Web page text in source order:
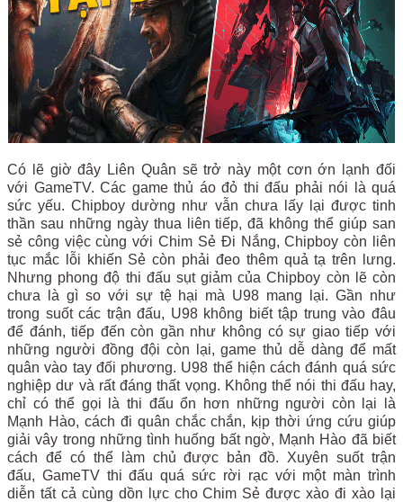
Có lẽ giờ đây Liên Quân sẽ trở này một cơn ớn lạnh đối
với GameTV. Các game thủ áo đỏ thi đấu phải nói là quá
sức yếu. Chipboy dường như vẫn chưa lấy lại được tinh
thần sau những ngày thua liên tiếp, đã không thể giúp san
sẻ công việc cùng với Chim Sẻ Đi Nắng, Chipboy còn liên
tục mắc lỗi khiến Sẻ còn phải đeo thêm quả tạ trên lưng.
Nhưng phong độ thi đấu sụt giảm của Chipboy còn lẽ còn
chưa là gì so với sự tệ hại mà U98 mang lại. Gần như
trong suốt các trận đấu, U98 không biết tập trung vào đâu
để đánh, tiếp đến còn gần như không có sự giao tiếp với
những người đồng đội còn lại, game thủ dễ dàng để mất
quân vào tay đối phương. U98 thể hiện cách đánh quá sức
nghiệp dư và rất đáng thất vọng. Không thể nói thi đấu hay,
chỉ có thể gọi là thi đấu ổn hơn những người còn lại là
Mạnh Hào, cách đi quân chắc chắn, kịp thời ứng cứu giúp
giải vây trong những tình huống bất ngờ, Mạnh Hào đã biết
cách để có thể làm chủ được bản đồ. Xuyên suốt trận
đấu, GameTV thi đấu quá sức rời rạc với một màn trình
diễn tất cả cùng dồn lực cho Chim Sẻ được xào đi xào lại